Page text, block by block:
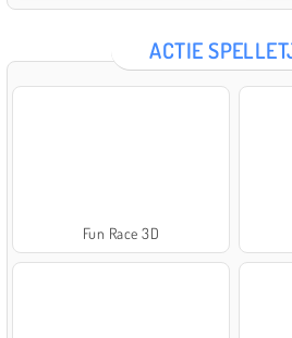
ACTIE
Fun Race 3D